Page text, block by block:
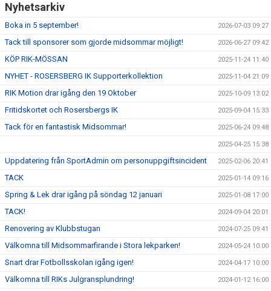
Nyhetsarkiv
Boka in 5 september! 2026-07-03 09:27
Tack till sponsorer som gjorde midsommar möjligt! 2026-06-27 09:42
KÖP RIK-MÖSSAN 2025-11-24 11:40
NYHET - ROSERSBERG IK Supporterkollektion 2025-11-04 21:09
RIK Motion drar igång den 19 Oktober 2025-10-09 13:02
Fritidskortet och Rosersbergs IK 2025-09-04 15:33
Tack för en fantastisk Midsommar! 2025-06-24 09:48
2025-04-25 15:38
Uppdatering från SportAdmin om personuppgiftsincident 2025-02-06 20:41
TACK 2025-01-14 09:16
Spring & Lek drar igång på söndag 12 januari 2025-01-08 17:00
TACK! 2024-09-04 20:01
Renovering av Klubbstugan 2024-07-25 09:41
Välkomna till Midsommarfirande i Stora lekparken! 2024-05-24 10:00
Snart drar Fotbollsskolan igång igen! 2024-04-17 10:00
Välkomna till RIKs Julgransplundring! 2024-01-12 16:00